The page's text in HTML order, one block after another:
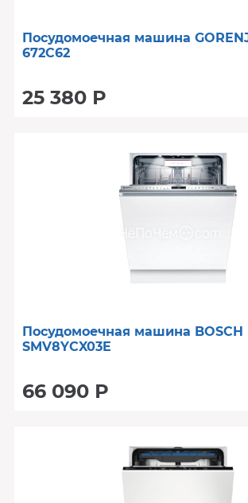
Посудомоечная машина
672C62
25 380 Р
Посудомоечная машина BOSCH
SMV8YCX03E
66 090 Р